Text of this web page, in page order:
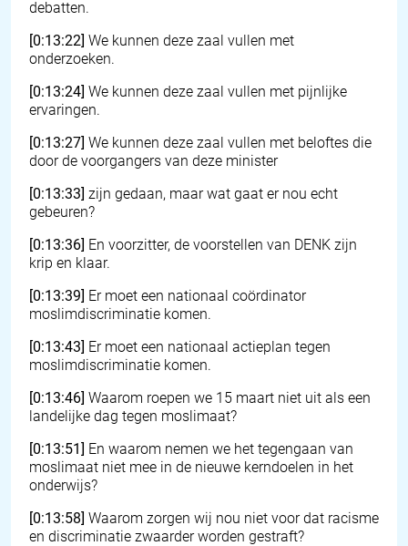
debatten.
[0:13:22] We kunnen deze zaal vullen met
onderzoeken.
[0:13:24] We kunnen deze zaal vullen met pijnlijke
ervaringen.
[0:13:27] We kunnen deze zaal vullen met beloftes die
door de voorgangers van deze minister
[0:13:33] zijn gedaan, maar wat gaat er nou echt
gebeuren?
[0:13:36] En voorzitter, de voorstellen van DENK zijn
krip en klaar.
[0:13:39] Er moet een nationaal coördinator
moslimdiscriminatie komen.
[0:13:43] Er moet een nationaal actieplan tegen
moslimdiscriminatie komen.
[0:13:46] Waarom roepen we 15 maart niet uit als een
landelijke dag tegen moslimaat?
[0:13:51] En waarom nemen we het tegengaan van
moslimaat niet mee in de nieuwe kerndoelen in het
onderwijs?
[0:13:58] Waarom zorgen wij nou niet voor dat racisme
en discriminatie zwaarder worden gestraft?